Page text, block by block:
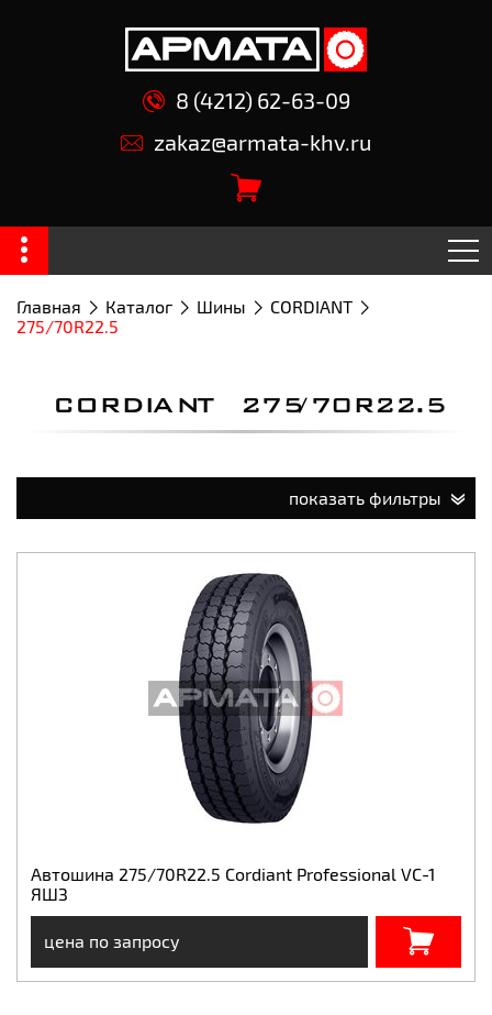
8 (4212) 62-63-09
zakaz@armata-khv.ru
Главная Каталог Шины
CORDIANT
275/70R22.5
CORDIANT 275/70R22.5
показать фильтры
Автошина 275/70R22.5 Cordiant Professional VС-1
ЯШЗ
цена по запросу